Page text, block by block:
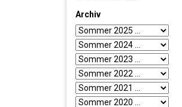
Archiv